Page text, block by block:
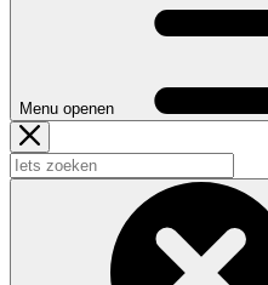
Menu openen